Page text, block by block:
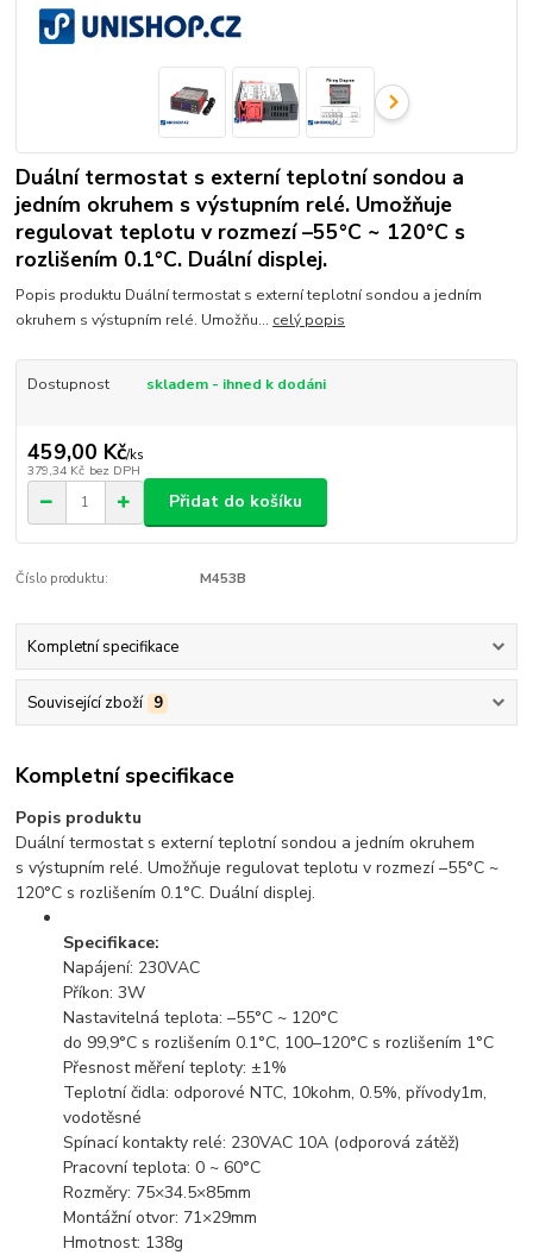
Duální termostat s externí teplotní sondou a
jedním okruhem s výstupním relé. Umožňuje
regulovat teplotu v rozmezí –55°C ~ 120°C s
rozlišením 0.1°C. Duální displej.
Popis produktu Duální termostat s externí teplotní sondou a jedním
okruhem s výstupním relé. Umožňu... celý popis
Dostupnost skladem - ihned k dodáni
459,00 Kč/ks
379,34 Kč bez DPH
Přidat do košíku
Číslo produktu: M453B
Kompletní specifikace
Související zboží 9
Kompletní specifikace
Popis produktu
Duální termostat s externí teplotní sondou a jedním okruhem
s výstupním relé. Umožňuje regulovat teplotu v rozmezí –55°C ~
120°C s rozlišením 0.1°C. Duální displej.
Specifikace:
Napájení: 230VAC
Příkon: 3W
Nastavitelná teplota: –55°C ~ 120°C
do 99,9°C s rozlišením 0.1°C, 100–120°C s rozlišením 1°C
Přesnost měření teploty: ±1%
Teplotní čidla: odporové NTC, 10kohm, 0.5%, přívody1m,
vodotěsné
Spínací kontakty relé: 230VAC 10A (odporová zátěž)
Pracovní teplota: 0 ~ 60°C
Rozměry: 75×34.5×85mm
Montážní otvor: 71×29mm
Hmotnost: 138g